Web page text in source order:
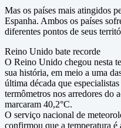
Mas os países mais atingidos
Espanha. Ambos os países
diferentes pontos de seus
Reino Unido bate recorde
O Reino Unido chegou nesta
sua história, em meio a uma
última década que
termômetros nos arredores do
marcaram 40,2°C.
O serviço nacional de
confirmou que a temperatura